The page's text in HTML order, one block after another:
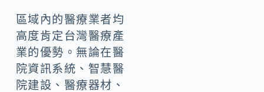
區域內的醫療業者均
高度肯定台灣醫療產
業的優勢。無論在醫
院資訊系統、智慧醫
院建設、醫療器材、